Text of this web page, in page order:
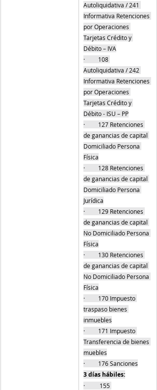
Autoliquidativa / 241
Informativa Retenciones
por Operaciones
Tarjetas Crédito y
Débito – IVA
·         108
Autoliquidativa / 242
Informativa Retenciones
por Operaciones
Tarjetas Crédito y
Débito - ISU – PP
·         127 Retenciones
de ganancias de capital
Domiciliado Persona
Física
·         128 Retenciones
de ganancias de capital
Domiciliado Persona
Jurídica
·         129 Retenciones
de ganancias de capital
No Domiciliado Persona
Física
·         130 Retenciones
de ganancias de capital
No Domiciliado Persona
Física
·         170 Impuesto
traspaso bienes
inmuebles
·         171 Impuesto
Transferencia de bienes
muebles
·         176 Sanciones
3 días hábiles:
·          155